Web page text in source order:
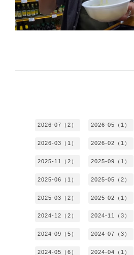
2026-07（2） 2026-05（1）
2026-03（1） 2026-02（1）
2025-11（2） 2025-09（1）
2025-06（1） 2025-05（2）
2025-03（2） 2025-02（1）
2024-12（2） 2024-11（3）
2024-09（5） 2024-07（3）
2024-05（6） 2024-04（1）